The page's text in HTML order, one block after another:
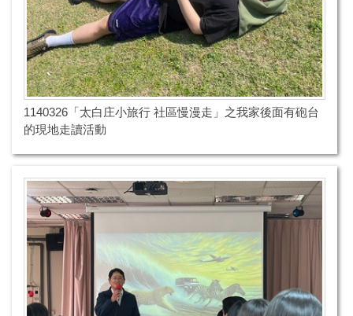
1140326「太白庄小旅行 社區慢漫走」之我家後面有砲台
的現地走讀活動